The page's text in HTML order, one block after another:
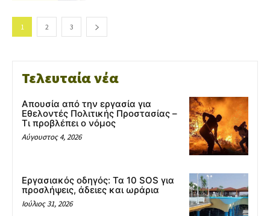
1 2 3
Τελευταία νέα
Απουσία από την εργασία για
Εθελοντές Πολιτικής Προστασίας –
Τι προβλέπει ο νόμος
Αύγουστος 4, 2026
Εργασιακός οδηγός: Τα 10 SOS για
προσλήψεις, άδειες και ωράρια
Ιούλιος 31, 2026